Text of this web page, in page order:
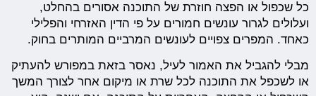
כל שכפול או הפצה חוזרת של התוכנה אסורים בהחלט,
ועלולים לגרור עונשים חמורים על פי הדין האזרחי והפלילי
כאחד. המפרים צפויים לעונשים המרביים המותרים בחוק.
מבלי להגביל את האמור לעיל, נאסר בזאת במפורש להעתיק
או לשכפל את התוכנה לכל שרת או מיקום אחר לצורך המשך